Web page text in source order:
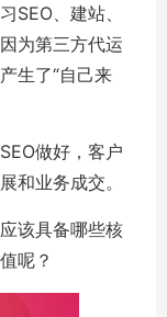
SEO、建站、
为第三方代运
生了“自己来
做好，客户
和业务成交。
该具备哪些核
呢？